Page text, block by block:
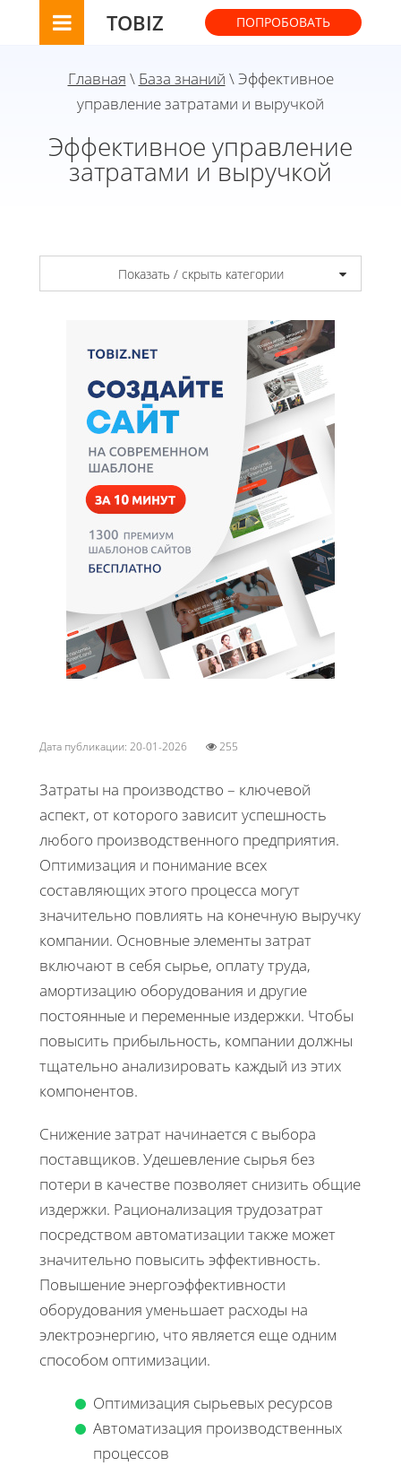
TOBIZ ПОПРОБОВАТЬ
Главная \ База знаний \ Эффективное
управление затратами и выручкой
Эффективное управление
затратами и выручкой
Показать / скрыть категории
Дата публикации: 20-01-2026 255
Затраты на производство – ключевой
аспект, от которого зависит успешность
любого производственного предприятия.
Оптимизация и понимание всех
составляющих этого процесса могут
значительно повлиять на конечную выручку
компании. Основные элементы затрат
включают в себя сырье, оплату труда,
амортизацию оборудования и другие
постоянные и переменные издержки. Чтобы
повысить прибыльность, компании должны
тщательно анализировать каждый из этих
компонентов.
Снижение затрат начинается с выбора
поставщиков. Удешевление сырья без
потери в качестве позволяет снизить общие
издержки. Рационализация трудозатрат
посредством автоматизации также может
значительно повысить эффективность.
Повышение энергоэффективности
оборудования уменьшает расходы на
электроэнергию, что является еще одним
способом оптимизации.
Оптимизация сырьевых ресурсов
Автоматизация производственных
процессов